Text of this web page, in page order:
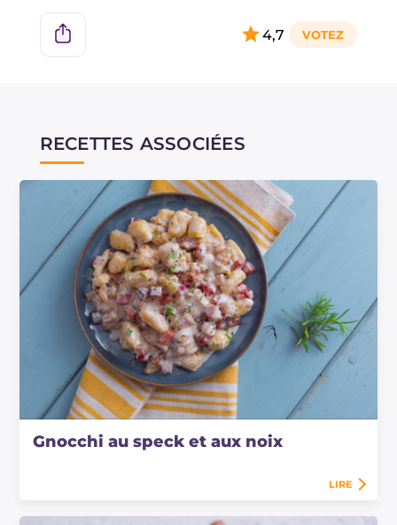
4,7
RECETTES ASSOCIÉES
Gnocchi au speck et aux noix
LIRE